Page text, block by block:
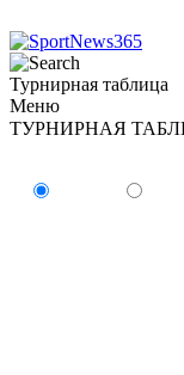
Турнирная таблица
Меню
ТУРНИРНАЯ